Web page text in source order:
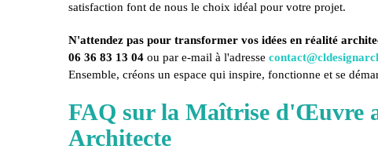
satisfaction font de nous le choix idéal pour votre projet.
N'attendez pas pour transformer vos idées en réalité
06 36 83 13 04 ou par e-mail à l'adresse
Ensemble, créons un espace qui inspire, fonctionne et se
FAQ sur la Maîtrise d'Œuvre
Architecte